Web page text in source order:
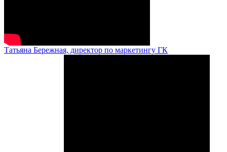
Татьяна Бережная, директор по маркетингу ГК